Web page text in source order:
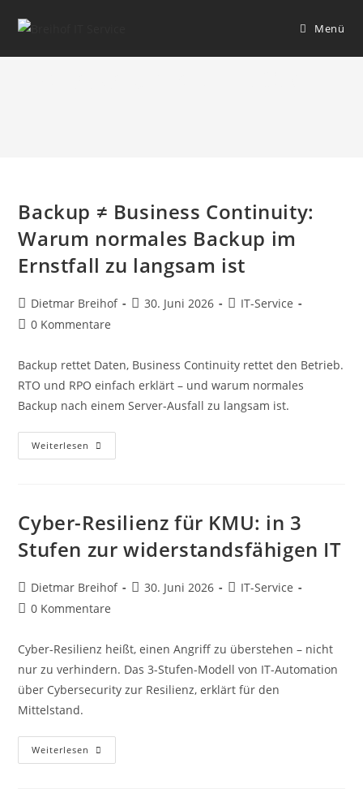
Menü
Backup ≠ Business Continuity:
Warum normales Backup im
Ernstfall zu langsam ist
Dietmar Breihof 30. Juni 2026
IT-Service
0 Kommentare
Backup rettet Daten, Business Continuity rettet den Betrieb.
RTO und RPO einfach erklärt – und warum normales
Backup nach einem Server-Ausfall zu langsam ist.
Weiterlesen
Cyber-Resilienz für KMU: in 3
Stufen zur widerstandsfähigen IT
Dietmar Breihof 30. Juni 2026
IT-Service
0 Kommentare
Cyber-Resilienz heißt, einen Angriff zu überstehen – nicht
nur zu verhindern. Das 3-Stufen-Modell von IT-Automation
über Cybersecurity zur Resilienz, erklärt für den
Mittelstand.
Weiterlesen